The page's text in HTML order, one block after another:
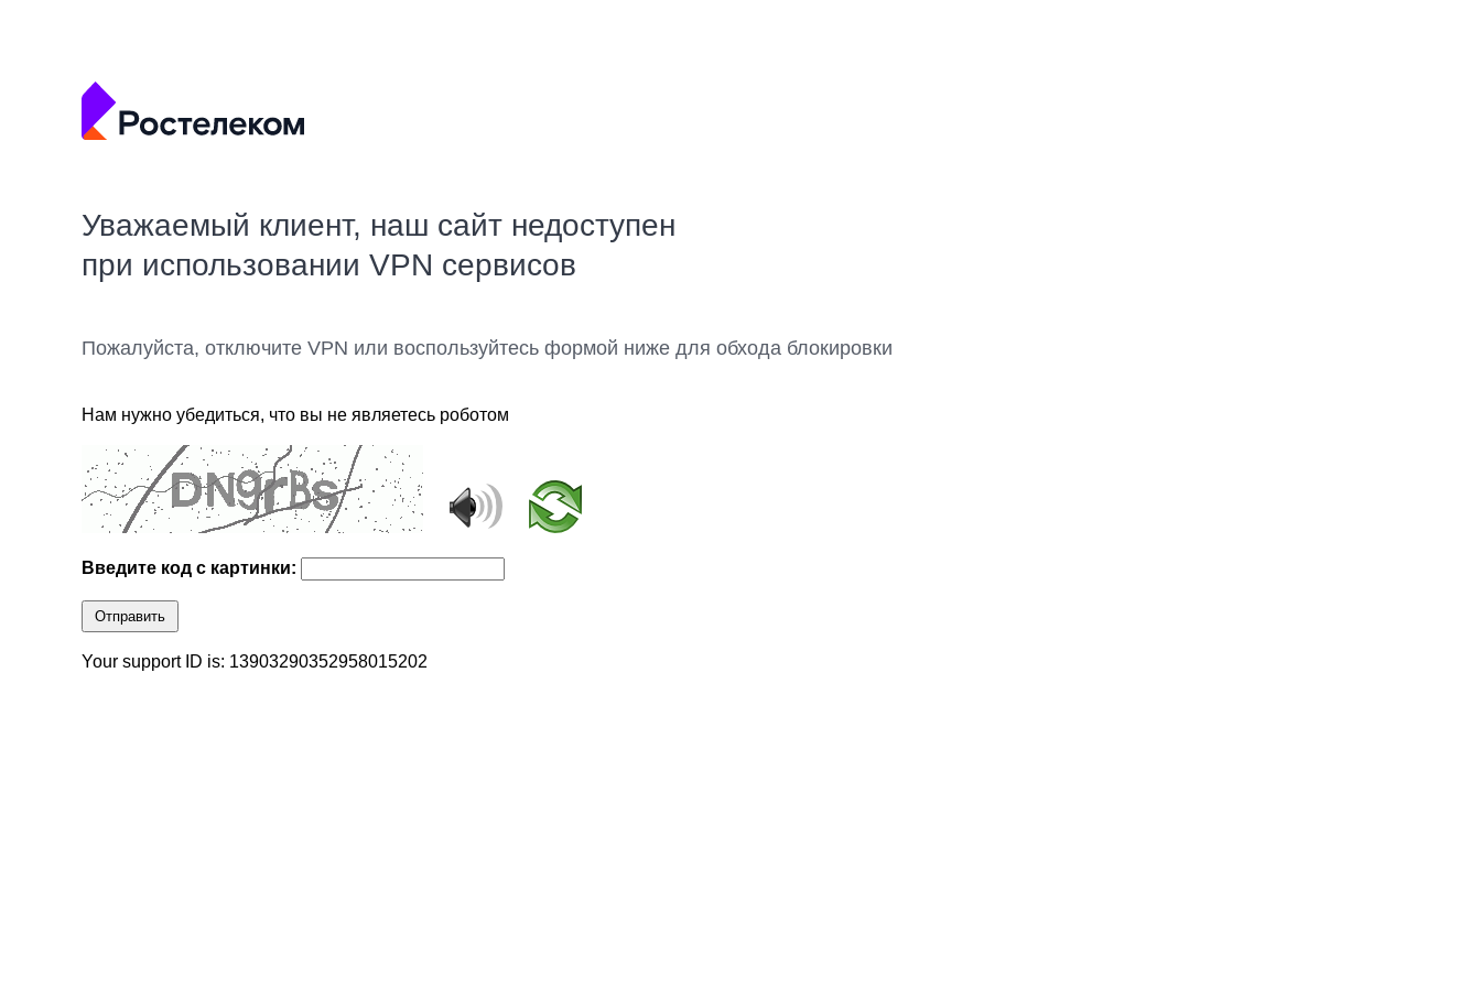
Уважаемый клиент, наш сайт недоступен
при использовании VPN сервисов
Пожалуйста, отключите VPN или воспользуйтесь формой ниже для обхода блокировки
Нам нужно убедиться, что вы не являетесь роботом
Введите код с картинки:
Отправить
Your support ID is: 13903290352958015202